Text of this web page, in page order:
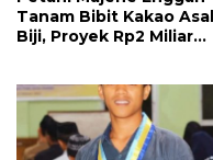
Tanam Bibit Kakao Asal
Biji, Proyek Rp2 Miliar